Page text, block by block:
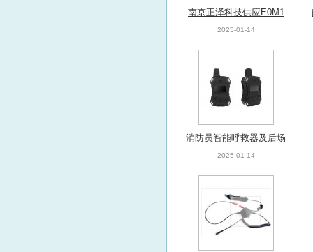
南京正泽科技供应E0M1
耳骨传导通讯装置
2025-01-14
消防员智能呼救器及后场
接收装置
2025-01-14